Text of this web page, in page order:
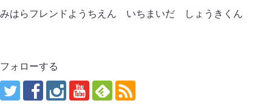
みはらフレンドようちえん いちまいだ しょうきくん
フォローする